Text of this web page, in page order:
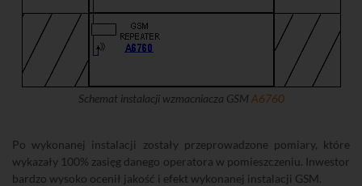
Schemat instalacji wzmacniacza GSM A6760
Po wykonanej instalacji zostały przeprowadzone pomiary, które
wykazały 100% zasięg danego operatora w pomieszczeniu. Inwestor
bardzo wysoko ocenił jakość i efekt wykonanej instalacji GSM.